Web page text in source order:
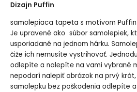
Dizajn Puffin
samolepiaca tapeta s motívom Puffin
Je upravené ako súbor samolepiek,
usporiadané na jednom hárku.
čiže ich nemusíte vystrihovať.
odlepíte a nalepíte na vami vybrané
nepodarí nalepiť obrázok na prvý
samolepku bez poškodenia odlepíte